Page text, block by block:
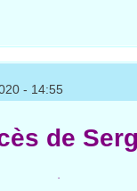
- 14:55
de
.